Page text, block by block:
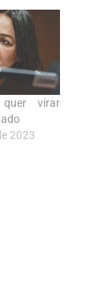
quer virar
2023